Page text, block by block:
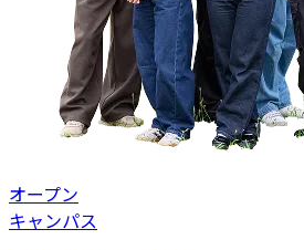
オープン
キャンパス